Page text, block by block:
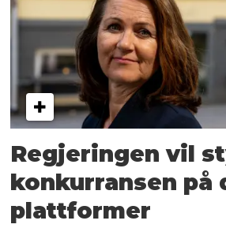
Regjeringen vil
konkurransen på
plattformer